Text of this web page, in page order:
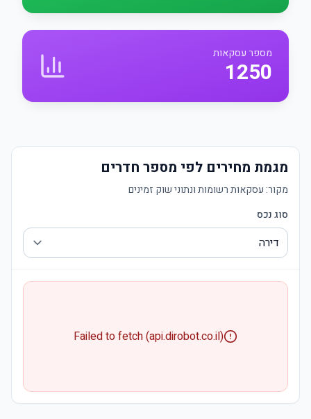
מספר עסקאות
1250
מגמת מחירים לפי מספר חדרים
מקור: עסקאות רשומות ונתוני שוק זמינים
סוג נכס
Failed to fetch (api.dirobot.co.il)